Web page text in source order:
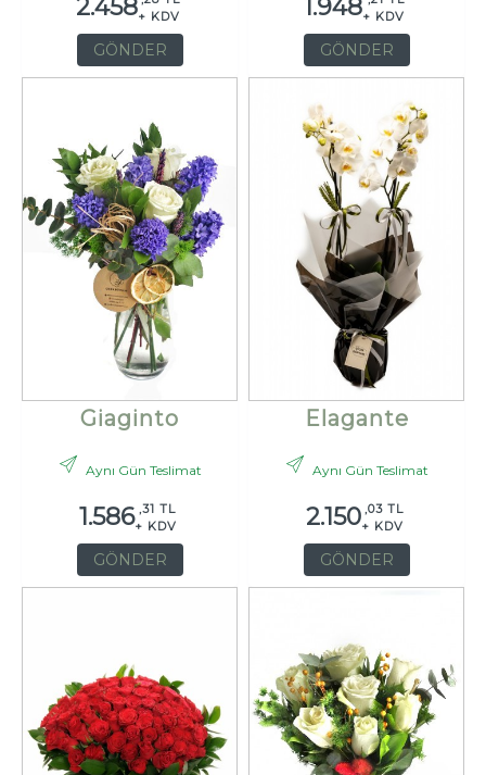
2.458+ KDV
GÖNDER
1.948+ KDV
GÖNDER
Giaginto
Aynı Gün Teslimat
1.586 ,31 TL
+ KDV
GÖNDER
Elagante
Aynı Gün Teslimat
2.150 ,03 TL
+ KDV
GÖNDER